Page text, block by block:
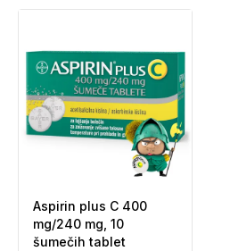
Aspirin plus C 400
mg/240 mg, 10
šumečih tablet